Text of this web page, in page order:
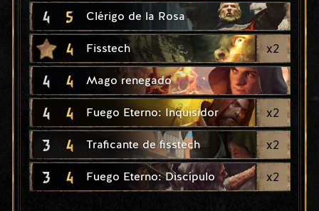
4 5 Clérigo de la Rosa
4 Fisstech x2
4 4 Mago renegado
4 4 Fuego Eterno: Inquisidor x2
3 4 Traficante de fisstech x2
3 4 Fuego Eterno: Discípulo x2